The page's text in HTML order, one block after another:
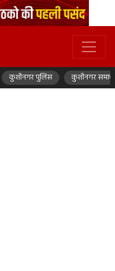
कुशीनगर पुलिस कुशीनगर